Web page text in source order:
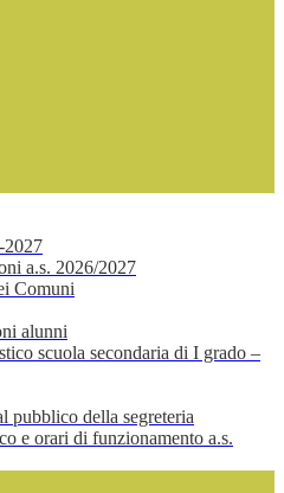
2027
a.s. 2026/2027
Comuni
alunni
scuola secondaria di I grado –
pubblico della segreteria
e orari di funzionamento a.s.